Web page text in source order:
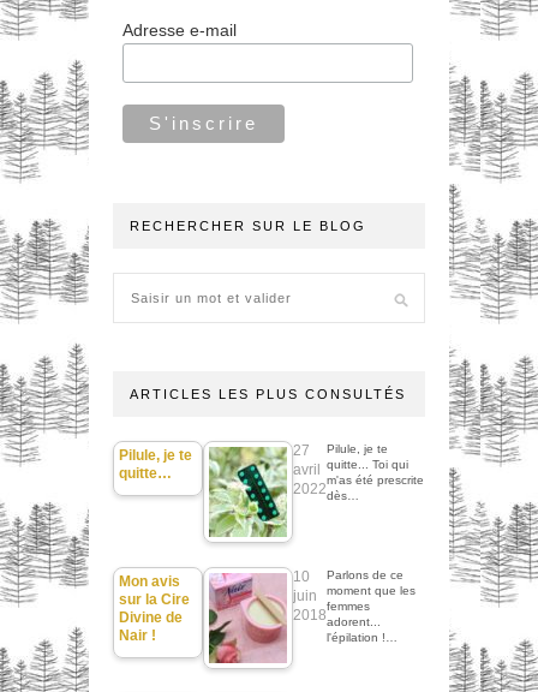
Adresse e-mail
RECHERCHER SUR LE BLOG
ARTICLES LES PLUS CONSULTÉS
Pilule, je te
quitte…
27
avril
2022
Pilule, je te
quitte... Toi qui
m'as été prescrite
dès…
Mon avis
sur la Cire
Divine de
Nair !
10
juin
2018
Parlons de ce
moment que les
femmes
adorent...
l'épilation !…